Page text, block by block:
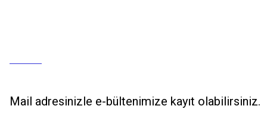
Mail adresinizle e-bültenimize kayıt olabilirsiniz.